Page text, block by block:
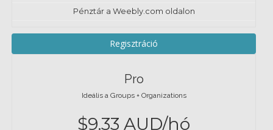
Pénztár a Weebly.com oldalon
Regisztráció
Pro
Ideális a Groups + Organizations
$9.33 AUD/hó